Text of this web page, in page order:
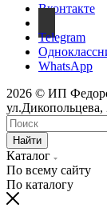
Вконтакте
Telegram
WhatsApp
2026 © ИП
Найти
Каталог
По всему сайту
По каталогу